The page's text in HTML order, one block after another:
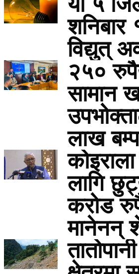
शनिबार
विद्युत्
२५०
सामान
लाख
लागि
करोड
मानेनन्